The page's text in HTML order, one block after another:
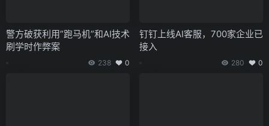
警方破获利用”跑马机”和AI技术
刷学时作弊案
238 0
钉钉上线AI客服，700家企业已
接入
280 0